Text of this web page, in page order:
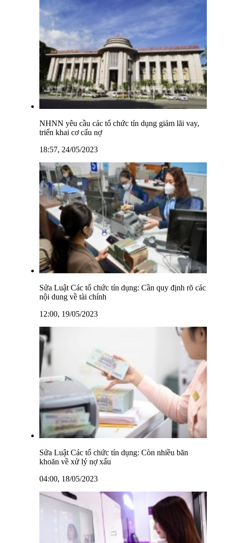
NHNN yêu cầu các tổ chức tín dụng giảm lãi vay,
triển khai cơ cấu nợ
18:57, 24/05/2023
Sửa Luật Các tổ chức tín dụng: Cần quy định rõ các
nội dung về tài chính
12:00, 19/05/2023
Sửa Luật Các tổ chức tín dụng: Còn nhiều băn
khoăn về xử lý nợ xấu
04:00, 18/05/2023